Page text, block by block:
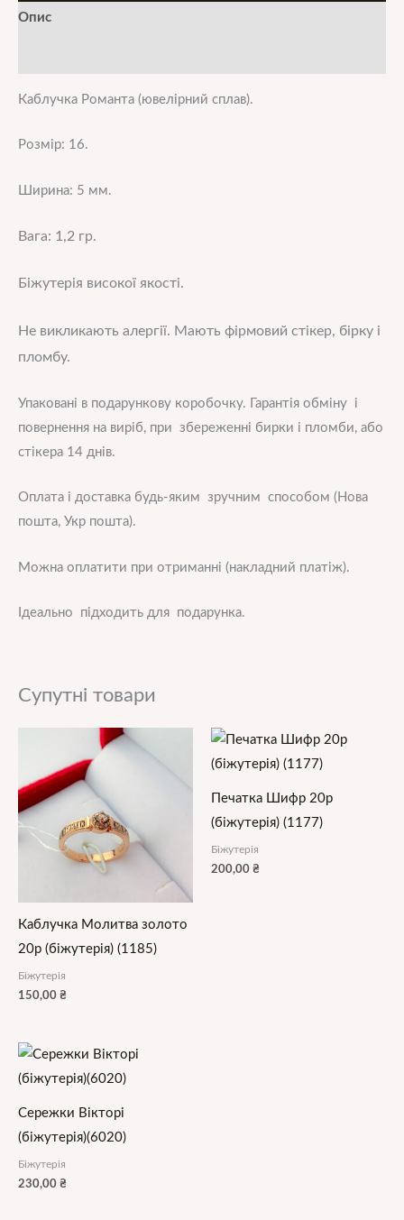
Опис
Каблучка Романта (ювелірний сплав).
Розмір: 16.
Ширина: 5 мм.
Вага: 1,2 гр.
Біжутерія високої якості.
Не викликають алергії. Мають фірмовий стікер, бірку і
пломбу.
Упаковані в подарункову коробочку. Гарантія обміну і
повернення на виріб, при збереженні бирки і пломби, або
стікера 14 днів.
Оплата і доставка будь-яким зручним способом (Нова
пошта, Укр пошта).
Можна оплатити при отриманні (накладний платіж).
Ідеально підходить для подарунка.
Супутні товари
Каблучка Молитва золото
20р (біжутерія) (1185)
Біжутерія
150,00 ₴
Печатка Шифр 20р
(біжутерія) (1177)
Біжутерія
200,00 ₴
Сережки Вікторі
(біжутерія)(6020)
Біжутерія
230,00 ₴